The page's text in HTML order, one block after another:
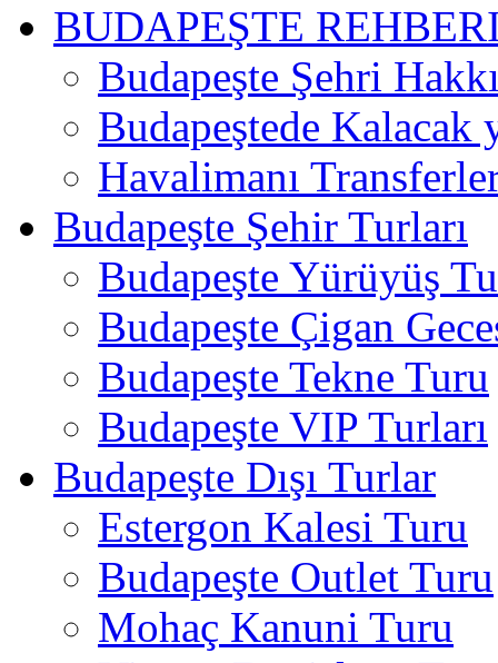
BUDAPEŞTE
Budapeşte Şehri
Budapeştede Kalacak
Havalimanı
Budapeşte Şehir Turları
Budapeşte Yürüyüş
Budapeşte Çigan
Budapeşte Tekne Turu
Budapeşte VIP Turları
Budapeşte Dışı Turlar
Estergon Kalesi Turu
Budapeşte Outlet Turu
Mohaç Kanuni Turu